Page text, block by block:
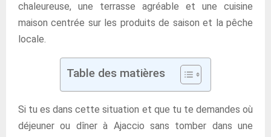
chaleureuse, une terrasse agréable et une cuisine
maison centrée sur les produits de saison et la pêche
locale.
Table des matières
Si tu es dans cette situation et que tu te demandes où
déjeuner ou dîner à Ajaccio sans tomber dans une